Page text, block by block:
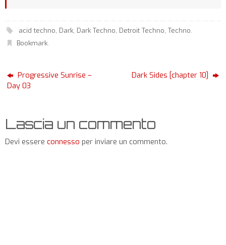
acid techno, Dark, Dark Techno, Detroit Techno, Techno.
Bookmark.
Progressive Sunrise –
Day 03
Dark Sides [chapter 10]
Lascia un commento
Devi essere connesso per inviare un commento.